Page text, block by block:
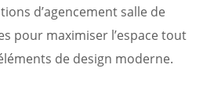
d’agencement salle de
pour maximiser l’espace tout
de design moderne.